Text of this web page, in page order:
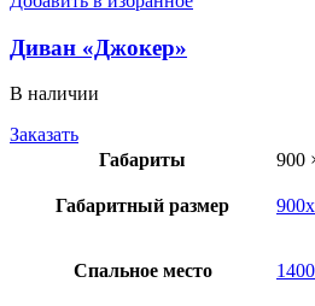
Диван «Джокер»
В наличии
Заказать
Габариты
900
Габаритный размер
Спальное место